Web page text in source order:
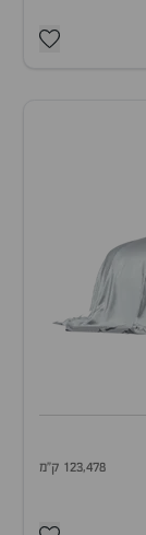
123,478 ק"מ